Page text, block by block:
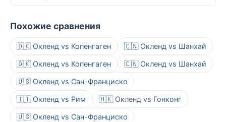
Похожие сравнения
🇩🇰 Окленд vs Копенгаген 🇨🇳 Окленд vs Шанхай
🇩🇰 Окленд vs Копенгаген 🇨🇳 Окленд vs Шанхай
🇺🇸 Окленд vs Сан-Франциско
🇮🇹 Окленд vs Рим 🇭🇰 Окленд vs Гонконг
🇺🇸 Окленд vs Сан-Франциско